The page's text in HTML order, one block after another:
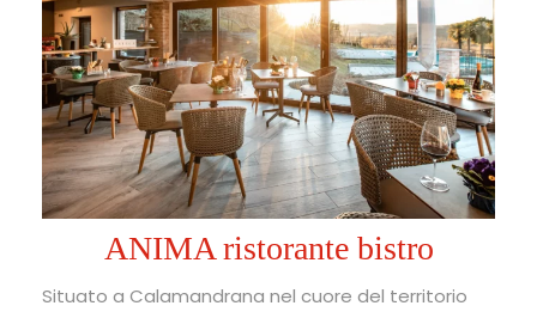
ANIMA ristorante bistro
Situato a Calamandrana nel cuore del territorio